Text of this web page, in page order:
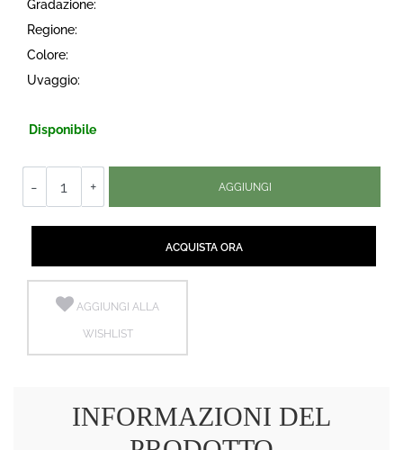
Gradazione:
Regione:
Colore:
Uvaggio:
Disponibile
AGGIUNGI
ACQUISTA ORA
AGGIUNGI ALLA
WISHLIST
INFORMAZIONI DEL